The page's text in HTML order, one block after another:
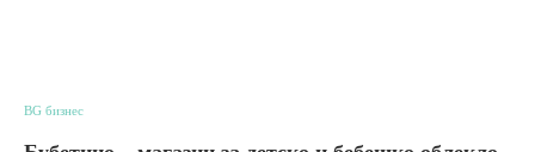
BG бизнес